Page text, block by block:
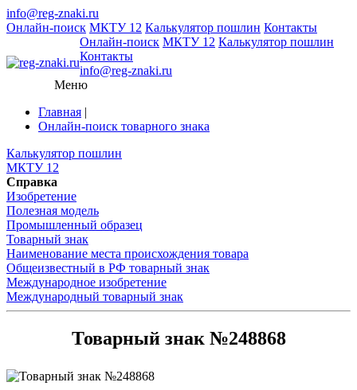
info@reg-znaki.ru
Онлайн-поиск МКТУ 12 Калькулятор пошлин Контакты
Онлайн-поиск МКТУ 12 Калькулятор пошлин
Контакты
info@reg-znaki.ru
Меню
Главная |
Онлайн-поиск товарного знака
Калькулятор пошлин
МКТУ 12
Справка
Изобретение
Полезная модель
Промышленный образец
Товарный знак
Наименование места происхождения товара
Общеизвестный в РФ товарный знак
Международное изобретение
Международный товарный знак
Товарный знак №248868